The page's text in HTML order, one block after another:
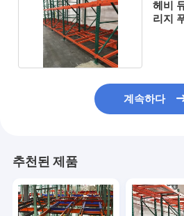
헤비
리지
계속하다
추천된 제품